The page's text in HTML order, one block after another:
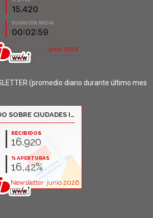
(promedio diario durante último mes